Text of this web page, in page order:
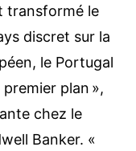
transformé le
discret sur la
le Portugal
plan »,
chez le
Banker. «